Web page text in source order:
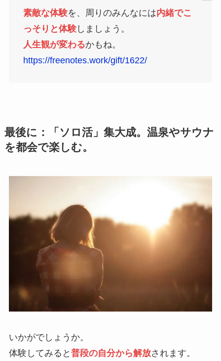
素敵な体験を、周りのみんなには内緒でこ
っそりと体験しましょう。
人生観が変わるかもね。
https://freenotes.work/gift/1622/
最後に：「ソロ活」集大成。温泉やサウナ
を都会で楽しむ。
いかがでしょうか。
体験してみると 普段の自分から解放されます。